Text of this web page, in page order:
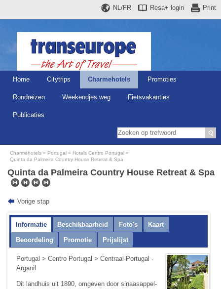
Print
Resa+ login
NL/FR
Home Citytrips Charmehotels Promoties
Rondreizen Weekendjes weg Fietsvakanties
Publicaties
Charmehotels Portugal
Hotels Centro Portugal
Quinta da Palmeira Country House Retreat & Spa
Quinta da Palmeira Country House Retreat & Spa
Vorige stap
Informatie Beschikbaarheid Foto's Kaart
Beoordeling Promotie Prijslijst
Portugal >Centro Portugal > Centraal-Portugal -
Arganil
Dit landhuis uit 1890, omgeven door sinaasappel-